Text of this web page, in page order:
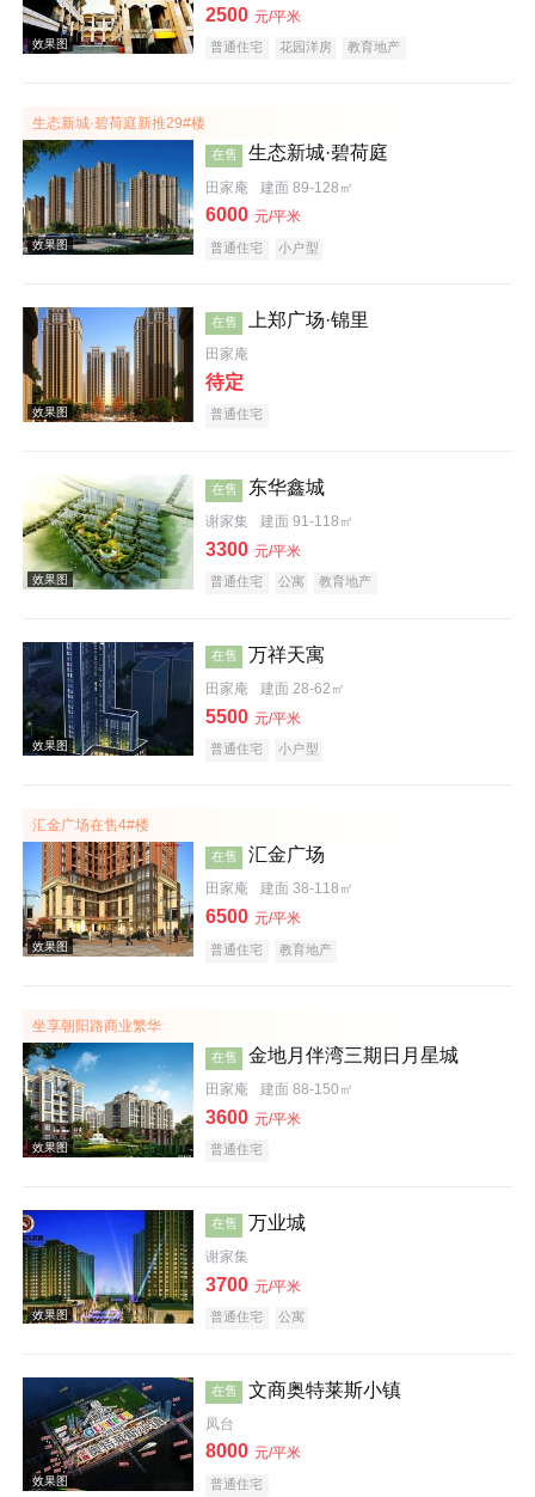
效果图
楼层平面图
效果图
2500 元/平米
普通住宅 花园洋房 教育地产
生态新城·碧荷庭新推29#楼
效果图
在售 生态新城·碧荷庭
田家庵 建面 89-128㎡
6000 元/平米
普通住宅 小户型
效果图
在售 上郑广场·锦里
田家庵
待定
普通住宅
效果图
在售 东华鑫城
谢家集 建面 91-118㎡
3300 元/平米
普通住宅 公寓 教育地产
在售 万祥天寓
田家庵 建面 28-62㎡
5500 元/平米
普通住宅 小户型
汇金广场在售4#楼
在售 汇金广场
田家庵 建面 38-118㎡
6500 元/平米
普通住宅 教育地产
坐享朝阳路商业繁华
在售 金地月伴湾三期日月星城
田家庵 建面 88-150㎡
3600 元/平米
普通住宅
在售 万业城
谢家集
3700 元/平米
普通住宅 公寓
在售 文商奥特莱斯小镇
凤台
8000 元/平米
普通住宅